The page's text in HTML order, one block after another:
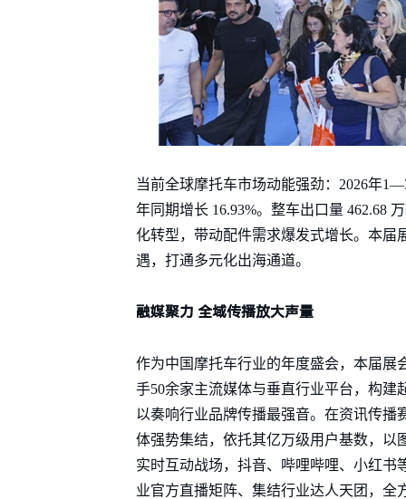
当前全球摩托车市场动能强劲：2026年
年同期增长 16.93%。整车出口量 462.68
化转型，带动配件需求爆发式增长。本届
遇，打通多元化出海通道。
融媒聚力 全域传播放大声量
作为中国摩托车行业的年度盛会，本届展
手50余家主流媒体与垂直行业平台，构
以奏响行业品牌传播最强音。在资讯传
体强势集结，依托其亿万级用户基数，以
实时互动战场，抖音、哔哩哔哩、小红
业官方直播矩阵、集结行业达人天团，